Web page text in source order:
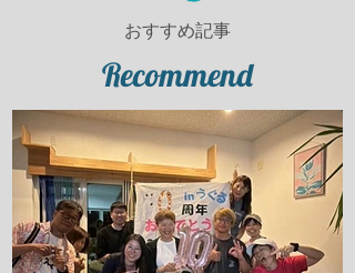
おすすめ記事
Recommend